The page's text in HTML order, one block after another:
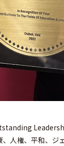
人権、平和、ジ